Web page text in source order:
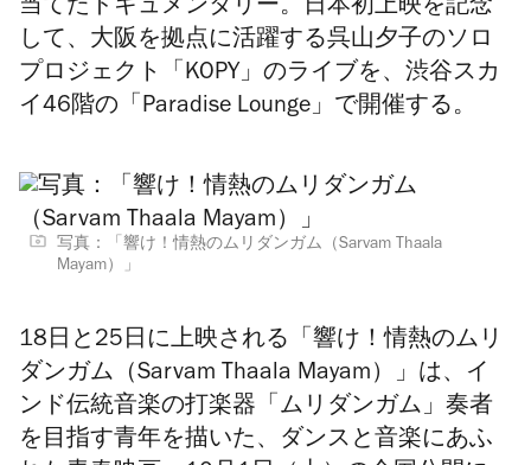
当てたドキュメンタリー。日本初上映を記念
して、大阪を拠点に活躍する呉山夕子のソロ
プロジェクト「KOPY」のライブを、渋谷スカ
イ46階の「Paradise Lounge」で開催する。
写真：「響け！情熱のムリダンガム（Sarvam Thaala
Mayam）」
18日と25日に上映される「 響け！情熱のムリ
ダンガム（Sarvam Thaala Mayam） 」は、イ
ンド伝統音楽の打楽器「ムリダンガム」奏者
を目指す青年を描いた、ダンスと音楽にあふ